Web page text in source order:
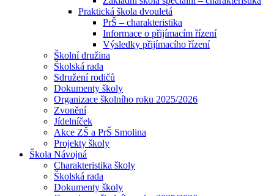
Praktická škola dvouletá
PrŠ – charakteristika
Informace o přijímacím řízení
Výsledky přijímacího řízení
Školní družina
Školská rada
Sdružení rodičů
Dokumenty školy
Organizace školního roku 2025/2026
Zvonění
Jídelníček
Akce ZŠ a PrŠ Smolina
Projekty školy
Škola Návojná
Charakteristika školy
Školská rada
Dokumenty školy